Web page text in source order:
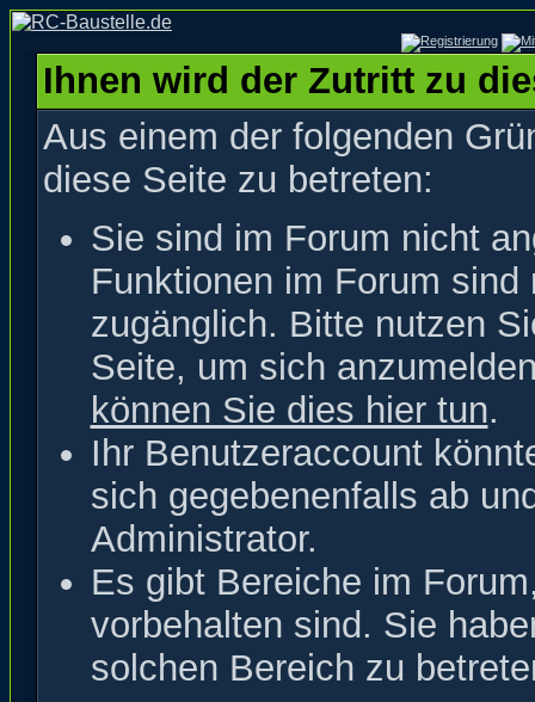
Ihnen wird der Zutritt zu
Aus einem der folgenden
diese Seite zu betreten:
Sie sind im Forum nicht
Funktionen im Forum
zugänglich. Bitte nutzen
Seite, um sich
können Sie dies hier tun.
Ihr Benutzeraccount
sich gegebenenfalls ab
Administrator.
Es gibt Bereiche im
vorbehalten sind. Sie
solchen Bereich zu